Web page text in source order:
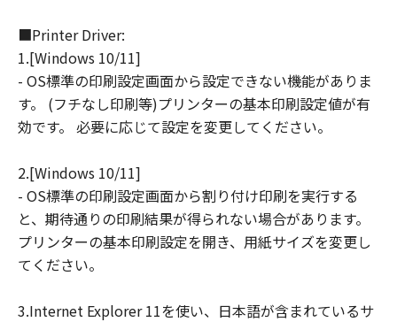
連して生ずる直接的または間接的な損失、
損害等について、いかなる場合においても
一切の責任を負いません。
ユーザーは、日本国政府または該当国の政
府より必要な許可等を得ることなしに、本
たは間接に輸出してはなりません。
■Printer Driver:
1.[Windows 10/11]
- OS標準の印刷設定画面から設定できない機能がありま
す。 (フチなし印刷等)プリンターの基本印刷設定値が有
効です。 必要に応じて設定を変更してください。
2.[Windows 10/11]
- OS標準の印刷設定画面から割り付け印刷を実行する
と、期待通りの印刷結果が得られない場合があります。
プリンターの基本印刷設定を開き、用紙サイズを変更し
てください。
3.Internet Explorer 11を使い、日本語が含まれているサ